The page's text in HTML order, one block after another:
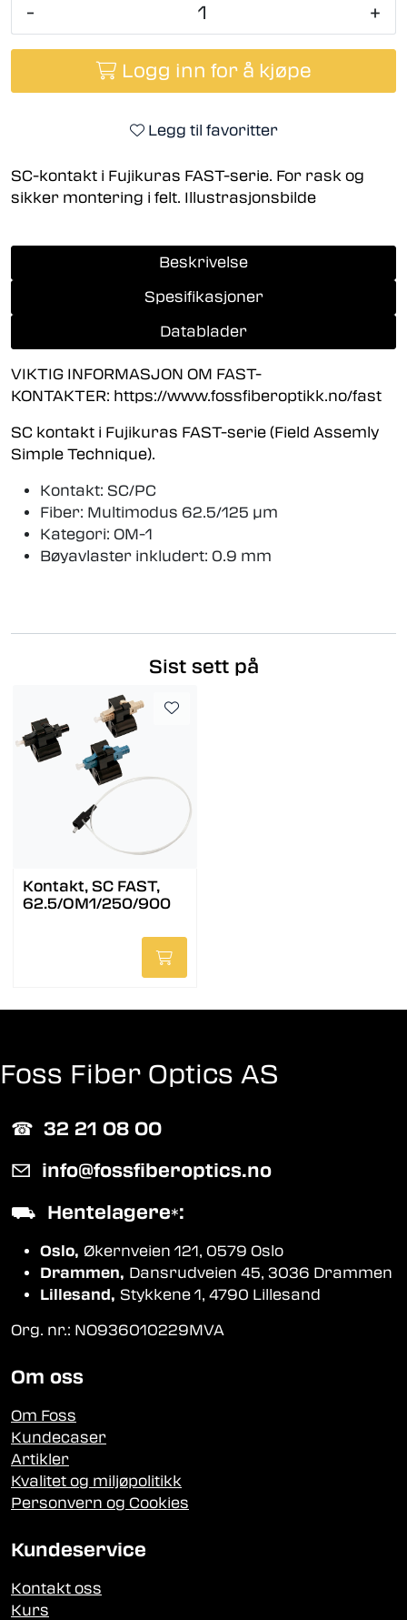
- +
Logg inn for å kjøpe
Legg til favoritter
SC-kontakt i Fujikuras FAST-serie. For rask og
sikker montering i felt. Illustrasjonsbilde
Beskrivelse
Spesifikasjoner
Datablader
VIKTIG INFORMASJON OM FAST-
KONTAKTER: https://www.fossfiberoptikk.no/fast
SC kontakt i Fujikuras FAST-serie (Field Assemly
Simple Technique).
Kontakt: SC/PC
Fiber: Multimodus 62.5/125 µm
Kategori: OM-1
Bøyavlaster inkludert: 0.9 mm
Sist sett på
Kontakt, SC FAST,
62.5/OM1/250/900
Foss Fiber Optics AS
☎︎ 32 21 08 00
✉ info@fossfiberoptics.no
⛟ Hentelagere*:
Oslo, Økernveien 121, 0579 Oslo
Drammen, Dansrudveien 45, 3036 Drammen
Lillesand, Stykkene 1, 4790 Lillesand
Org. nr.: NO936010229MVA
Om oss
Om Foss
Kundecaser
Artikler
Kvalitet og miljøpolitikk
Personvern og Cookies
Kundeservice
Kontakt oss
Kurs